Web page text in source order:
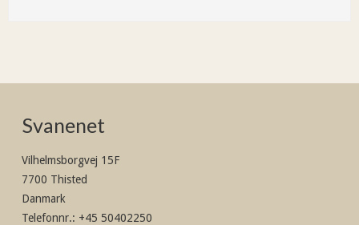
Svanenet
Vilhelmsborgvej 15F
7700 Thisted
Danmark
Telefonnr.: +45 50402250